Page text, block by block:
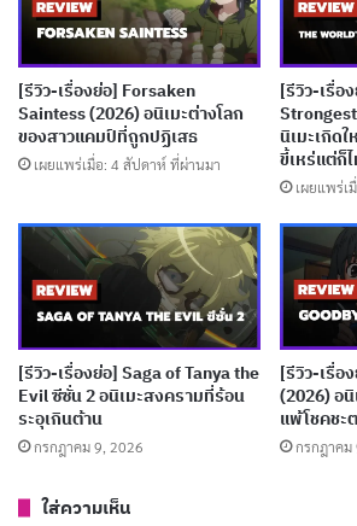
จริงในญี่ปุ่นเสียอีก
บทความที่เกี่ยวข้อง
[รีวิว-เรื่องย่อ] Hanaori-
เกิดใหม่ปะทะวีรสตรีในรั้ว
[รีวิว-เรื่องย่อ] MEBIUS
พลังพิเศษที่แนวคิดดีแต่ไป
เผยแพร่เมื่อ: 4 สัปดาห์ ที่ผ่าน
[รีวิว-เรื่องย่อ] My
Aren’t Wicked (2026) อ
[รีวิว-เรื่องย่อ] Forsaken
Saintess (2026) อนิเมะต่างโลก
ของสาวแคมป์ที่ถูกปฏิเสธ
เผยแพร่เมื่อ: 4 สัปดาห์ ที่ผ่านมา
[รีวิว-เรื่อ
นิเมะเกิด
ขี้เหร่แต่ก็
เผยแพร่เ
[รีวิว-เรื่องย่อ] Saga of Tanya the
Evil ซีซั่น 2 อนิเมะสงครามที่ร้อน
ระอุเกินต้าน
กรกฎาคม 9, 2026
[รีวิว-เรื่อ
(2026) อ
แพ้โชคชะ
กรกฎาคม
ใส่ความเห็น